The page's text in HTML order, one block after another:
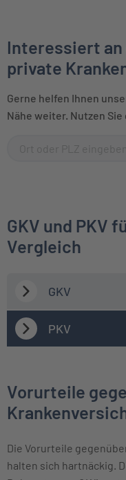
Interessiert
private
Gerne helfen Ihnen
Nähe weiter. Nutzen
GKV und PKV
Vergleich
GKV
PKV
Vorurteile
Die Vorurteile
halten sich hartnäckig.